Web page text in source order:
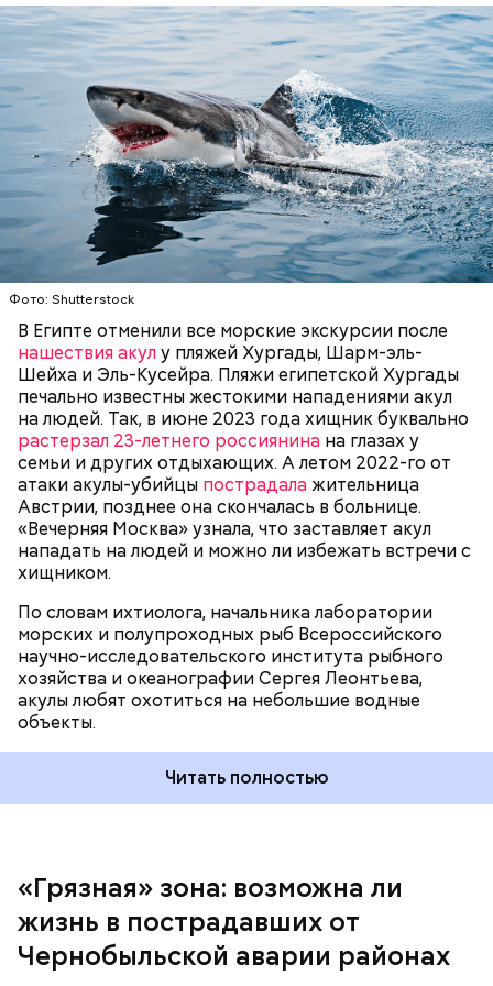
Фото: Shutterstock
В Египте отменили все морские экскурсии после
нашествия акулу пляжей Хургады, Шарм-эль-
Шейха и Эль-Кусейра. Пляжи египетской Хургады
печально известны жестокими нападениями акул
на людей. Так, в июне 2023 года хищник буквально
растерзал 23-летнего россиянина на глазах у
семьи и других отдыхающих. А летом 2022-го от
атаки акулы-убийцы пострадалажительница
Австрии, позднее она скончалась в больнице.
«Вечерняя Москва» узнала, что заставляет акул
нападать на людей и можно ли избежать встречи с
хищником.
По словам ихтиолога, начальника лаборатории
морских и полупроходных рыб Всероссийского
научно-исследовательского института рыбного
хозяйства и океанографии Сергея Леонтьева,
акулы любят охотиться на небольшие водные
объекты.
— Очень много случаев зарегистрировано, когда
акулы атаковали небольшие суда с надувными
пассажиры таких плавательных средств
оказывались жертвами этих хищных рыб, — сказал
собеседник «ВМ».
Читать полностью
БЕЗОПАСНОСТЬ СМЕРТЬ РЫБА
«Грязная» зона: возможна ли
жизнь в пострадавших от
Чернобыльской аварии районах
Так как расстояния большие, экскурсионные
группы преодолевают первые 15 километров на
автобусе. Проезжают вглубь леса, пробираясь по
одичавшим местам, где начинается самая «грязная»
Собеседник «Вечерней Москвы» отметил, что еще
несколько лет назад о таких походах даже мечтать
не приходилось, но сегодня это вполне
гидом.
— Для группы из пяти человек такое путешествие
обойдется в пределах 340 белорусских рублей
(около 10311 рублей по ЦБ РФ — прим. «ВМ»), —
уточнил он.
— Ко всем этим рейтингам и часам нужно
относиться скептически, ведь все эти оценки
экспертов, заключения, предположения
ангажированы. Такие заявления кому-то выгодны,
— пояснил эксперт.
Он заметил, что в мире действительно непростая
ситуация с точки зрения ядерного оружия, оружия
массового уничтожения. Проблемы экологии и
сохранения природы тоже стоят остро.
рекламную фишку, чтобы привлечь средства для
реализации своих новых не менее нелепых и
ненужных проектов. Это классическое
замыливание глаз, — высказал свое мнение военный
эксперт.